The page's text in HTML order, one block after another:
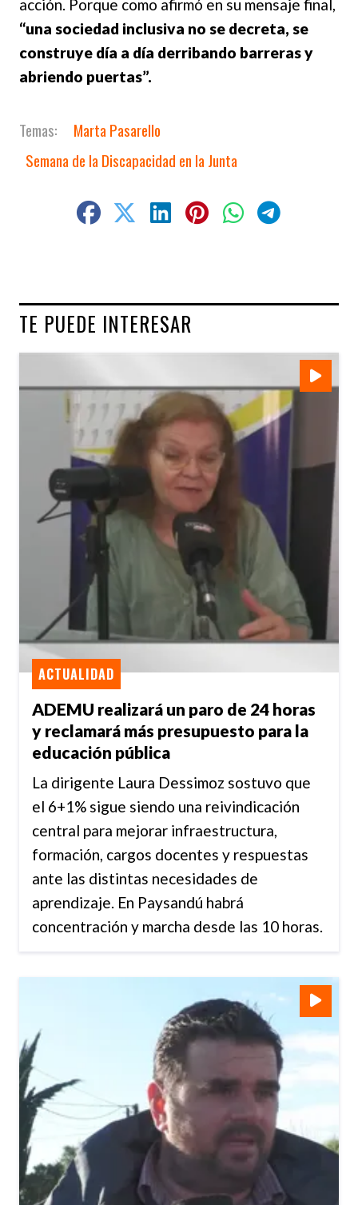
acción. Porque como afirmó en su mensaje final,
“una sociedad inclusiva no se decreta, se
construye día a día derribando barreras y
abriendo puertas”.
Marta Pasarello
Semana de la Discapacidad en la Junta
TE PUEDE INTERESAR
ADEMU realizará un paro de 24 horas
y reclamará más presupuesto para la
educación pública
ACTUALIDAD
La dirigente Laura Dessimoz sostuvo que
el 6+1% sigue siendo una reivindicación
central para mejorar infraestructura,
formación, cargos docentes y respuestas
ante las distintas necesidades de
aprendizaje. En Paysandú habrá
concentración y marcha desde las 10 horas.